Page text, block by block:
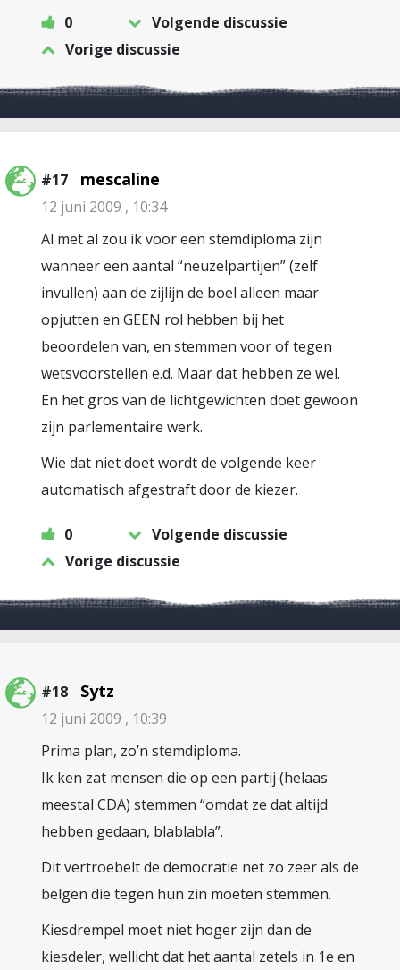
0
Volgende discussie
Vorige discussie
#17 mescaline
12 juni 2009 , 10:34
Al met al zou ik voor een stemdiploma zijn
wanneer een aantal “neuzelpartijen” (zelf
invullen) aan de zijlijn de boel alleen maar
opjutten en GEEN rol hebben bij het
beoordelen van, en stemmen voor of tegen
wetsvoorstellen e.d. Maar dat hebben ze wel.
En het gros van de lichtgewichten doet gewoon
zijn parlementaire werk.
Wie dat niet doet wordt de volgende keer
automatisch afgestraft door de kiezer.
0
Volgende discussie
Vorige discussie
#18 Sytz
12 juni 2009 , 10:39
Prima plan, zo’n stemdiploma.
Ik ken zat mensen die op een partij (helaas
meestal CDA) stemmen “omdat ze dat altijd
hebben gedaan, blablabla”.
Dit vertroebelt de democratie net zo zeer als de
belgen die tegen hun zin moeten stemmen.
Kiesdrempel moet niet hoger zijn dan de
kiesdeler, wellicht dat het aantal zetels in 1e en